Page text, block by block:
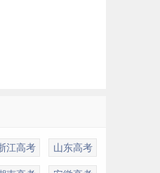
江高考 山东高考